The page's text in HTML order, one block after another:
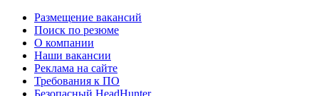
Размещение вакансий
Поиск по резюме
О компании
Наши вакансии
Реклама на сайте
Требования к ПО
Безопасный HeadHunter